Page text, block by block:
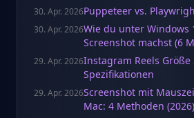
30. Apr. 2026Puppeteer vs.
30. Apr. 2026Wie du unter Windows
Screenshot machst (6
29. Apr. 2026Instagram Reels Größe
Spezifikationen
29. Apr. 2026Screenshot mit
Mac: 4 Methoden (2026)